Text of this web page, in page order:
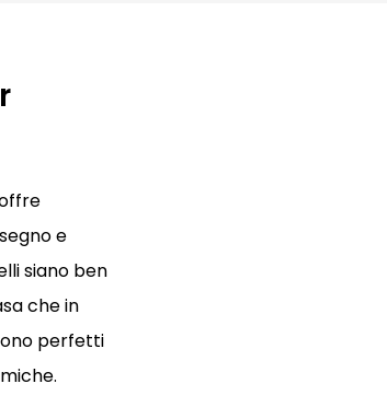
e
siano ben
che in
perfetti